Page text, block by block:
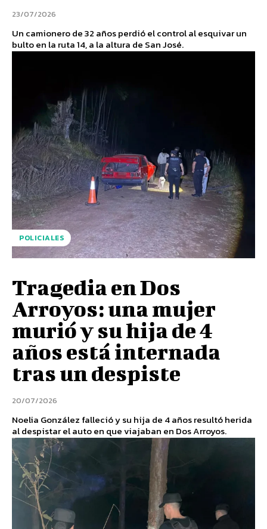
23/07/2026
Un camionero de 32 años perdió el control al esquivar un
bulto en la ruta 14, a la altura de San José.
POLICIALES
Tragedia en Dos
Arroyos: una mujer
murió y su hija de 4
años está internada
tras un despiste
20/07/2026
Noelia González falleció y su hija de 4 años resultó herida
al despistar el auto en que viajaban en Dos Arroyos.